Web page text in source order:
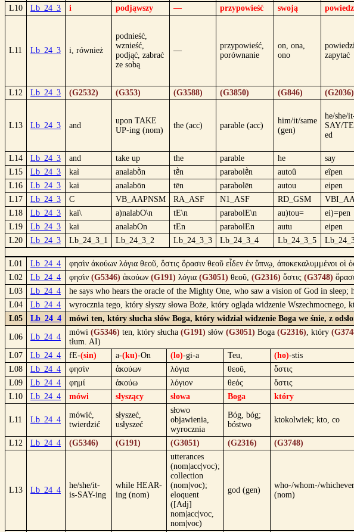
L10
Lb_24_3 i podjąwszy — przypowieść swoją
L11 Lb_24_3 i, również
podnieść,
wznieść,
podjąć, zabrać
ze sobą
—
przypowieść,
porównanie
on, ona,
ono
zapytać
L12 Lb_24_3 (G2532) (G353) (G3588) (G3850) (G846) (G2036)
L13 Lb_24_3 and
upon TAKE
UP-ing (nom)
the (acc) parable (acc)
him/it/same
(gen)
he/she/
SAY/
ed
L14 Lb_24_3 and take up the parable he say
L15
Lb_24_3 kaì analabṑn tḕn parabolḕn autoû eîpen
L16
Lb_24_3 kai analabōn tēn parabolēn autou eipen
L17
Lb_24_3 C VB_AAPNSM RA_ASF N1_ASF RD_GSM
L18
Lb_24_3 kai\ a)nalabO\n tE\n parabolE\n au)tou= ei)=pen
L19
Lb_24_3 kai analabOn tEn parabolEn autu eipen
L20
Lb_24_3 Lb_24_3_1 Lb_24_3_2 Lb_24_3_3 Lb_24_3_4 Lb_24_3_5
L01 Lb_24_4
φησὶν ἀκούων λόγια θεοῦ, ὅστις ὅρασιν θεοῦ εἶδεν ἐν ὕπνῳ, ἀποκεκαλυμμένοι οἱ
L02
Lb_24_4 φησὶν (G5346) ἀκούων (G191) λόγια (G3051) θεοῦ, (G2316) ὅστις (G3748)
L03
Lb_24_4
he says who hears the oracle of the Mighty One, who saw a vision of God in sleep;
L04
Lb_24_4
wyrocznia tego, który słyszy słowa Boże, który ogląda widzenie
L05
Lb_24_4 mówi ten, który słucha słów Boga, który widział widzenie Boga we śnie, z
L06 Lb_24_4
mówi (G5346) ten, który słucha (G191) słów (G3051) Boga (G2316), który
tłum. AI)
L07
Lb_24_4 fE-(sin) a-(ku)-On (lo)-gi-a Teu, (ho)-stis
L08
Lb_24_4 φησὶν ἀκούων λόγια θεοῦ, ὅστις
L09
Lb_24_4 φημί ἀκούω λόγιον θεός ὅστις
L10
Lb_24_4 mówi słyszący słowa Boga który
L11 Lb_24_4
mówić,
twierdzić
słyszeć,
usłyszeć
słowo
objawienia,
wyrocznia
Bóg, bóg;
bóstwo
ktokolwiek; kto, co
L12 Lb_24_4 (G5346) (G191) (G3051) (G2316) (G3748)
L13 Lb_24_4
he/she/it-
is-SAY-ing
while HEAR-
ing (nom)
utterances
(nom|acc|voc);
collection
(nom|voc);
eloquent
([Adj]
nom|acc|voc,
nom|voc)
god (gen)
who-/whom-/whichever
(nom)